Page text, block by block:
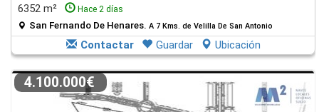
6352 m²
Hace 2 días
San Fernando De Henares. A 7 Kms. de Velilla De San Antonio
Contactar Guardar Ubicación
4.100.000€